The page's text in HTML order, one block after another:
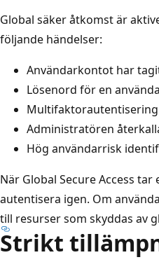
Global säker åtkomst är
följande händelser:
Användarkontot har
Lösenord för en
Administratören
Hög användarrisk
När Global Secure Access
autentisera igen. Om
till resurser som skyddas av
Strikt